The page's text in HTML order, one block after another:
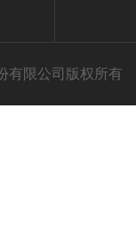
有限公司版权所有